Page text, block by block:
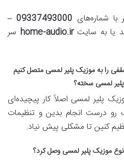
با شماره‌های
09337493000 –
یا به سایت home-audio.ir
سر
را به موزیک پلیر لمسی متصل کنیم
لمسی سخته؟
پلیر لمسی اصلاً کار پیچیده‌ای
درست انجام بدین و تنظیمات
کنین تا مشکلی پیش نیاد.
موزیک پلیر لمسی وصل کرد؟